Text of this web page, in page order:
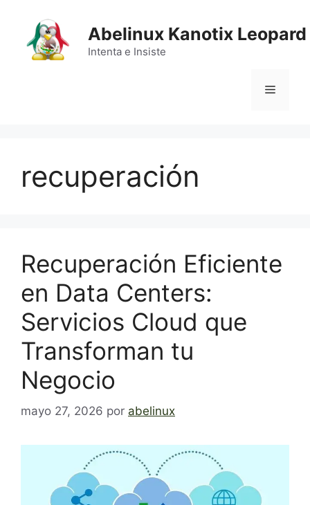
contenido
Abelinux Kanotix Leopard
Intenta e Insiste
Menú
recuperación
Recuperación Eficiente
en Data Centers:
Servicios Cloud que
Transforman tu
Negocio
mayo 27, 2026 por abelinux